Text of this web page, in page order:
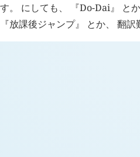
す。 にしても、 『Do-Dai』 と
『放課後ジャンプ』 とか、 翻